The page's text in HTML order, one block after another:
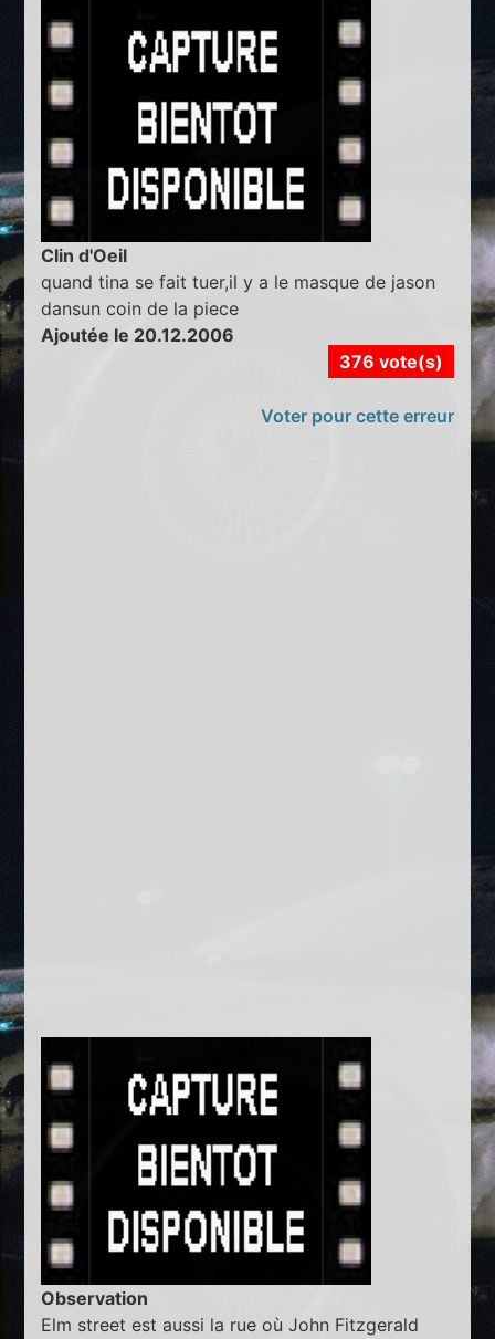
Clin d'Oeil
quand tina se fait tuer,il y a le masque de jason
dansun coin de la piece
Ajoutée le 20.12.2006
376 vote(s)
Voter pour cette erreur
Observation
Elm street est aussi la rue où John Fitzgerald